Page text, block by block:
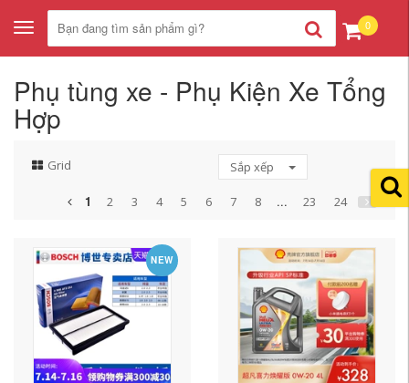
Toggle
navigation
0
Phụ tùng xe - Phụ Kiện Xe Tổng
Hợp
Grid Sắp xếp
1 2 3 4 5 6 7 8 ... 23 24
NEW